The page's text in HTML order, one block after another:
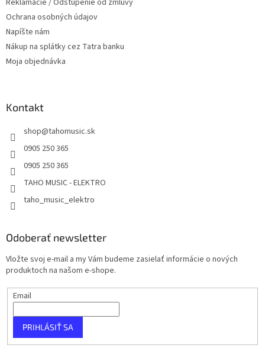
Ochrana osobných údajov
Napíšte nám
Nákup na splátky cez Tatra banku
Moja objednávka
Kontakt
shop@tahomusic.sk
0905 250 365
0905 250 365
TAHO MUSIC - ELEKTRO
taho_music_elektro
Odoberať newsletter
Vložte svoj e-mail a my Vám budeme zasielať informácie o nových
produktoch na našom e-shope.
Email
PRIHLÁSIŤ SA